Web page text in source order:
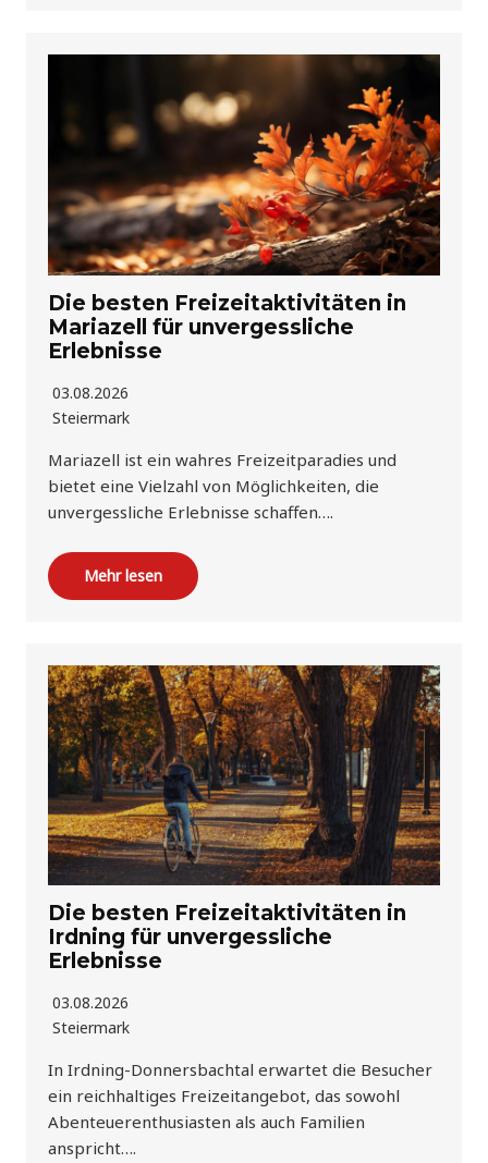
Die besten Freizeitaktivitäten in
Mariazell für unvergessliche
Erlebnisse
03.08.2026
Steiermark
Mariazell ist ein wahres Freizeitparadies und
bietet eine Vielzahl von Möglichkeiten, die
unvergessliche Erlebnisse schaffen….
Mehr lesen
Die besten Freizeitaktivitäten in
Irdning für unvergessliche
Erlebnisse
03.08.2026
Steiermark
In Irdning-Donnersbachtal erwartet die Besucher
ein reichhaltiges Freizeitangebot, das sowohl
Abenteuerenthusiasten als auch Familien
anspricht….